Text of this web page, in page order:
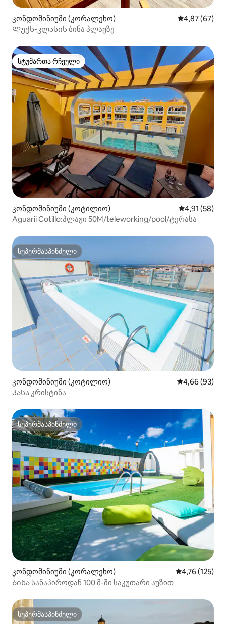
კონდომინიუმი (კორალეხო) საშუალო
4,87 (67)
Ლუქს-კლასის ბინა პლაჟზე
სტუმართა რჩეული
სტუმართა რჩეული
კონდომინიუმი (კოტილიო) საშუალო
4,91 (58)
Aguarii Cotillo:პლაჟი 50M/teleworking/pool/ტერასა
სუპერმასპინძელი
სუპერმასპინძელი
კონდომინიუმი (კოტილიო) საშუალო
4,66 (93)
Კასა კრისტინა
სუპერმასპინძელი
სუპერმასპინძელი
კონდომინიუმი (კორალეხო) საშუალო
4,76 (125)
Ბინა სანაპიროდან 100 მ-ში საკუთარი აუზით
სუპერმასპინძელი
სუპერმასპინძელი